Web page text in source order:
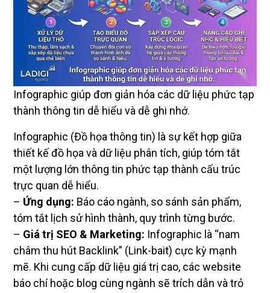
Infographic giúp đơn giản hóa các dữ liệu phức tạp
thành thông tin dễ hiểu và dễ ghi nhớ.
Infographic (Đồ họa thông tin) là sự kết hợp giữa
thiết kế đồ họa và dữ liệu phân tích, giúp tóm tắt
một lượng lớn thông tin phức tạp thành cấu trúc
trực quan dễ hiểu.
– Ứng dụng: Báo cáo ngành, so sánh sản phẩm,
tóm tắt lịch sử hình thành, quy trình từng bước.
– Giá trị SEO & Marketing: Infographic là “nam
châm thu hút Backlink” (Link-bait) cực kỳ mạnh
mẽ. Khi cung cấp dữ liệu giá trị cao, các website
báo chí hoặc blog cùng ngành sẽ trích dẫn và trỏ